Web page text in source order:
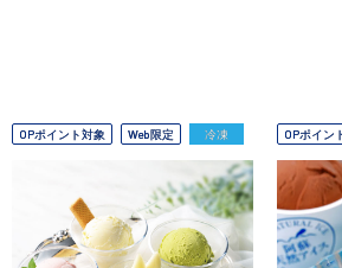
OPポイント対象 Web限定 冷凍 OPポイン